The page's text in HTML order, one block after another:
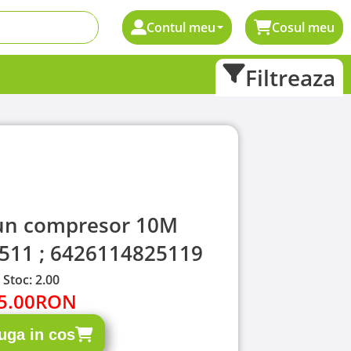
Contul meu Cosul meu
Filtreaza
compresor 10M
; 6426114825119
Stoc: 2.00
RON
in cos